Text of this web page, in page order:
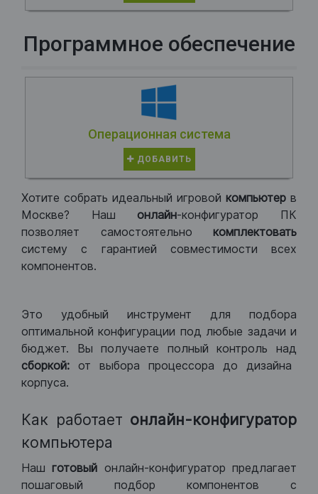
Программное обеспечение
Операционная система
ДОБАВИТЬ
Хотите собрать идеальный игровой компьютер в
Москве? Нашонлайн-конфигуратор ПК
позволяет самостоятельно комплектовать
систему с гарантией совместимости всех
компонентов.
Это удобный инструмент для подбора
оптимальной конфигурации под любые задачи и
бюджет. Вы получаете полный контроль над
сборкой: от выбора процессора до дизайна
корпуса.
Как работает онлайн-конфигуратор
компьютера
Нашготовый онлайн-конфигуратор предлагает
пошаговый подбор компонентов с